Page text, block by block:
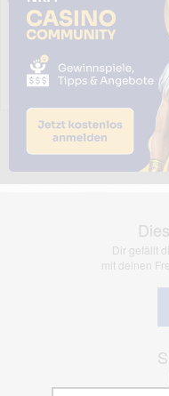
Das dargestellte Bild wurde
übernimmt keinerlei Haftung
jedoch bei
Dir gefällt
mit deinen